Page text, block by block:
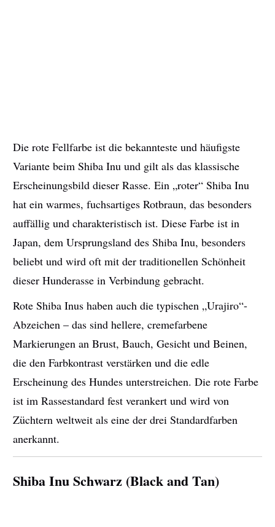
Die rote Fellfarbe ist die bekannteste und häufigste
Variante beim Shiba Inu und gilt als das klassische
Erscheinungsbild dieser Rasse. Ein „roter“ Shiba Inu
hat ein warmes, fuchsartiges Rotbraun, das besonders
auffällig und charakteristisch ist. Diese Farbe ist in
Japan, dem Ursprungsland des Shiba Inu, besonders
beliebt und wird oft mit der traditionellen Schönheit
dieser Hunderasse in Verbindung gebracht.
Rote Shiba Inus haben auch die typischen „Urajiro“-
Abzeichen – das sind hellere, cremefarbene
Markierungen an Brust, Bauch, Gesicht und Beinen,
die den Farbkontrast verstärken und die edle
Erscheinung des Hundes unterstreichen. Die rote Farbe
ist im Rassestandard fest verankert und wird von
Züchtern weltweit als eine der drei Standardfarben
anerkannt.
Shiba Inu Schwarz (Black and Tan)